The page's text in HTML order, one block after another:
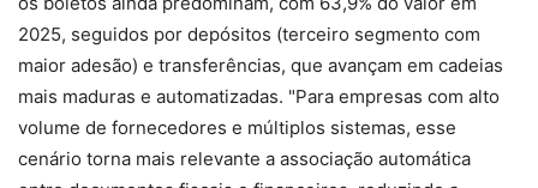
2025, seguidos por depósitos (terceiro segmento com
maior adesão) e transferências, que avançam em cadeias
mais maduras e automatizadas. "Para empresas com alto
volume de fornecedores e múltiplos sistemas, esse
cenário torna mais relevante a associação automática